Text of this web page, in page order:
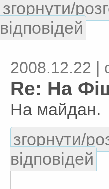
згорнути/
відповідей
2008.12.22 |
Re: На
На майдан.
згорнути/
відповідей